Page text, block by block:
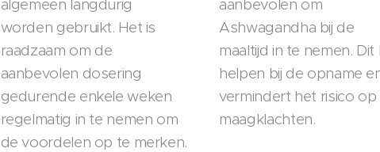
algemeen langdurig
worden gebruikt. Het is
raadzaam om de
aanbevolen dosering
gedurende enkele weken
regelmatig in te nemen om
de voordelen op te merken.
aanbevolen om
Ashwagandha bij de
maaltijd in te nemen. Dit
helpen bij de opname
vermindert het risico op
maagklachten.